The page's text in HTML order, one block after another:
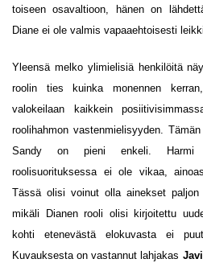
toiseen osavaltioon, hänen on
Diane ei ole valmis vapaaehtoisesti
Yleensä melko ylimielisiä henkilöitä
roolin ties kuinka monennen
valokeilaan kaikkein
roolihahmon vastenmielisyyden.
Sandy on pieni enkeli. Harmi
roolisuorituksessa ei ole vikaa,
Tässä olisi voinut olla ainekset paljon
mikäli Dianen rooli olisi kirjoitettu
kohti etenevästä elokuvasta ei
Kuvauksesta on vastannut lahjakas